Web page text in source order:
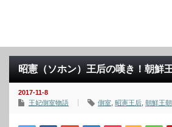
昭憲（ソホン）王后の嘆き！朝鮮
2017-11-8
王妃側室物語
側室 昭憲王后 朝鮮王朝